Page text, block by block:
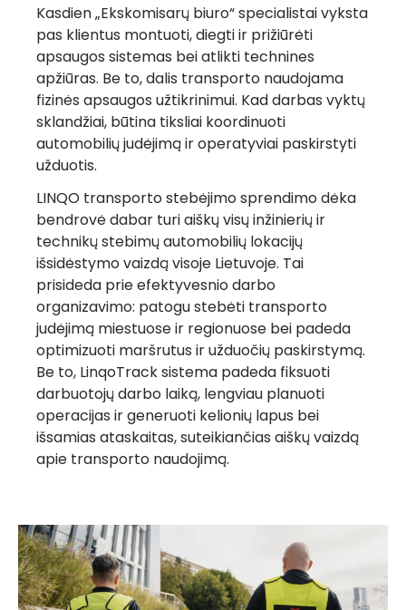
Kasdien „Ekskomisarų biuro“ specialistai vyksta
pas klientus montuoti, diegti ir prižiūrėti
apsaugos sistemas bei atlikti technines
apžiūras. Be to, dalis transporto naudojama
fizinės apsaugos užtikrinimui. Kad darbas vyktų
sklandžiai, būtina tiksliai koordinuoti
automobilių judėjimą ir operatyviai paskirstyti
užduotis.
LINQO transporto stebėjimo sprendimo dėka
bendrovė dabar turi aiškų visų inžinierių ir
technikų stebimų automobilių lokacijų
išsidėstymo vaizdą visoje Lietuvoje. Tai
prisideda prie efektyvesnio darbo
organizavimo: patogu stebėti transporto
judėjimą miestuose ir regionuose bei padeda
optimizuoti maršrutus ir užduočių paskirstymą.
Be to, LinqoTrack sistema padeda fiksuoti
darbuotojų darbo laiką, lengviau planuoti
operacijas ir generuoti kelionių lapus bei
išsamias ataskaitas, suteikiančias aiškų vaizdą
apie transporto naudojimą.